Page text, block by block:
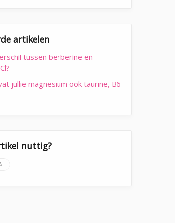
artikelen
tussen berberine en
jullie magnesium ook taurine, B6
nuttig?